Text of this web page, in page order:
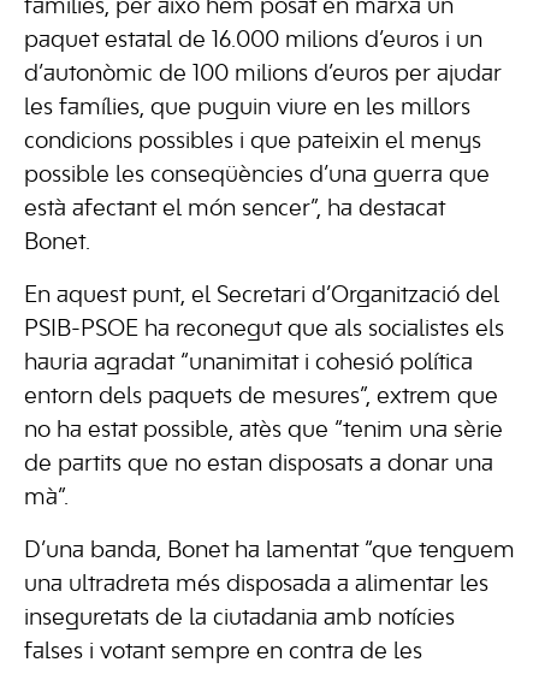
famílies, per això hem posat en marxa un
paquet estatal de 16.000 milions d’euros i un
d’autonòmic de 100 milions d’euros per ajudar
les famílies, que puguin viure en les millors
condicions possibles i que pateixin el menys
possible les conseqüències d’una guerra que
està afectant el món sencer”, ha destacat
Bonet.
En aquest punt, el Secretari d’Organització del
PSIB-PSOE ha reconegut que als socialistes els
hauria agradat “unanimitat i cohesió política
entorn dels paquets de mesures”, extrem que
no ha estat possible, atès que “tenim una sèrie
de partits que no estan disposats a donar una
mà”.
D’una banda, Bonet ha lamentat “que tenguem
una ultradreta més disposada a alimentar les
inseguretats de la ciutadania amb notícies
falses i votant sempre en contra de les